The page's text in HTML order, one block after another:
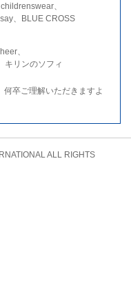
、
、BLUE CROSS
、
キリンのソフィ
卒ご理解いただきますよ